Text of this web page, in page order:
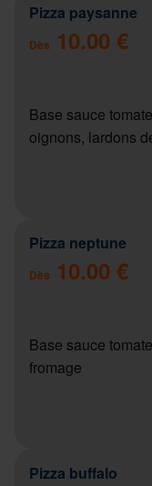
Pizza paysanne
Dès 10.00 €
Base sauce
oignons, lardons
Pizza neptune
Dès 10.00 €
Base sauce
fromage
Pizza buffalo